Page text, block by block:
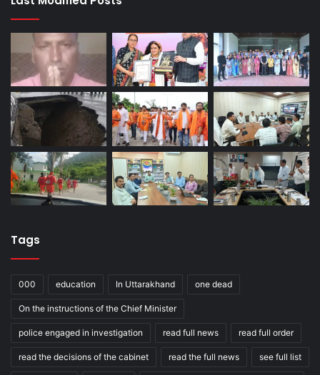
Tags
000 education In Uttarakhand one dead
On the instructions of the Chief Minister
police engaged in investigation read full news read full order
read the decisions of the cabinet read the full news see full list